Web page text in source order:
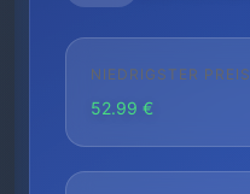
NIEDRIGSTER PREIS
52.99 €